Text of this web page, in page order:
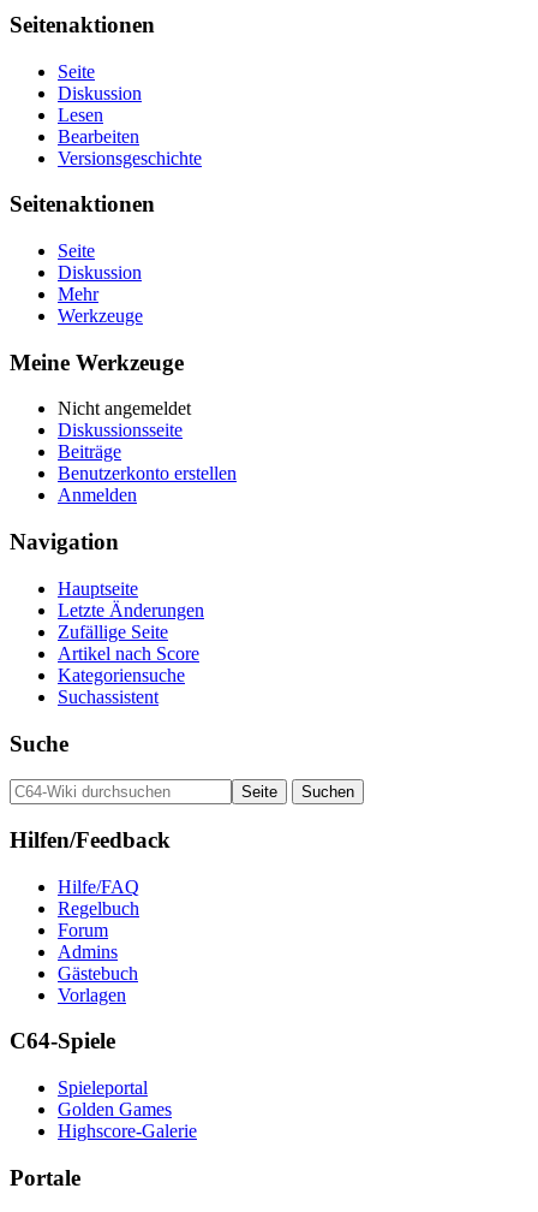
Seitenaktionen
Seite
Diskussion
Lesen
Bearbeiten
Versionsgeschichte
Seitenaktionen
Seite
Diskussion
Mehr
Werkzeuge
Meine Werkzeuge
Nicht angemeldet
Diskussionsseite
Beiträge
Benutzerkonto erstellen
Anmelden
Navigation
Hauptseite
Letzte Änderungen
Zufällige Seite
Artikel nach Score
Kategoriensuche
Suchassistent
Suche
Hilfen/Feedback
Hilfe/FAQ
Regelbuch
Forum
Admins
Gästebuch
Vorlagen
C64-Spiele
Spieleportal
Golden Games
Highscore-Galerie
Portale